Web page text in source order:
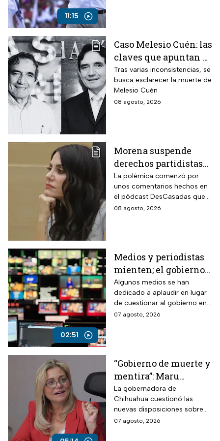
11:15
Caso Melesio Cuén: las
claves que apuntan a
un posible montaje en
su asesinato
Tras varias inconsistencias, se
busca esclarecer la muerte de
Melesio Cuén
08 agosto, 2026
Morena suspende
derechos partidistas
de Nayeli Salvatori y
Graciela Palomares
por insulto a adultos
mayores
La polémica comenzó por
unos comentarios hechos en
el pódcast DesCasadas que
se volvieron virales en redes
08 agosto, 2026
02:51
Medios y periodistas
mienten; el gobierno
controla la narrativa a
través de paleros
Algunos medios se han
dedicado a aplaudir en lugar
de cuestionar al gobierno en
medio de los nuevos
07 agosto, 2026
“Gobierno de muerte y
mentira”: Maru
Campos arremete
contra Morena por
polémicos
lineamientos de
La gobernadora de
Chihuahua cuestionó las
nuevas disposiciones sobre
medios y lanzó fuertes
07 agosto, 2026